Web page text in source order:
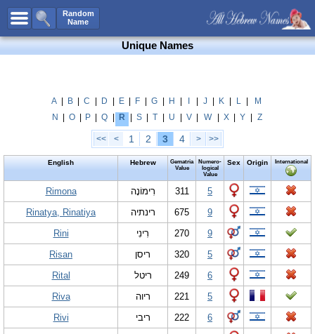
Random
Name
All Names
Boy Names
Unisex Names
Popular Names
Celebs B. DaysNew!
Numerology
Contact Us
Unique Names
A B C D E F G H J K L
M
N
O P Q R S T U V W X Y Z
<< < 1 2 3 4 > >>
English Hebrew
Gematria
Value
Numero-
logical
Value
Sex Origin International
Rimona רִימוֹנָה 311
5
Rinatya, Rinatiya
רינתיה 675
9
Rini
רִינִי 270
9
Risan
ריסן 320
5
Rital
ריטל 249
6
Riva
ריוה 221
5
Rivi
ריבי 222
6